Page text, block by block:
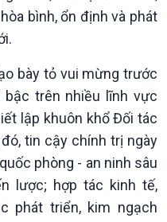
bình, ổn định và phát
bày tỏ vui mừng trước
trên nhiều lĩnh vực
lập khuôn khổ Đối tác
tin cậy chính trị ngày
phòng - an ninh sâu
lược; hợp tác kinh tế,
phát triển, kim ngạch